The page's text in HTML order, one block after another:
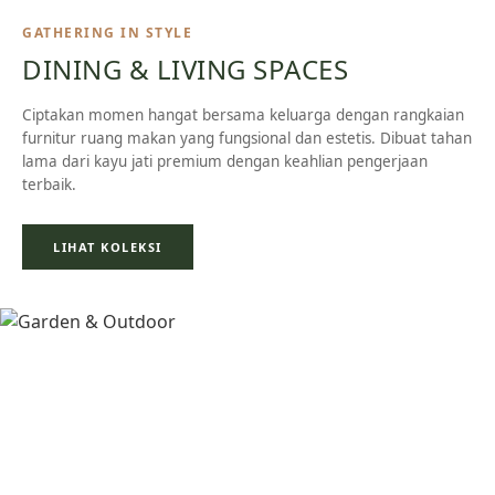
GATHERING IN STYLE
DINING & LIVING SPACES
Ciptakan momen hangat bersama keluarga dengan rangkaian
furnitur ruang makan yang fungsional dan estetis. Dibuat tahan
lama dari kayu jati premium dengan keahlian pengerjaan
terbaik.
LIHAT KOLEKSI